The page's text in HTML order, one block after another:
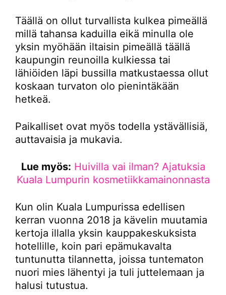
Täällä on ollut turvallista kulkea pimeällä
millä tahansa kaduilla eikä minulla ole
yksin myöhään iltaisin pimeällä täällä
kaupungin reunoilla kulkiessa tai
lähiöiden läpi bussilla matkustaessa ollut
koskaan turvaton olo pienintäkään
hetkeä.
Paikalliset ovat myös todella ystävällisiä,
auttavaisia ja mukavia.
Lue myös: Huivilla vai ilman? Ajatuksia
Kuala Lumpurin kosmetiikkamainonnasta
Kun olin Kuala Lumpurissa edellisen
kerran vuonna 2018 ja kävelin muutamia
kertoja illalla yksin kauppakeskuksista
hotellille, koin pari epämukavalta
tuntunutta tilannetta, joissa tuntematon
nuori mies lähentyi ja tuli juttelemaan ja
halusi tutustua.